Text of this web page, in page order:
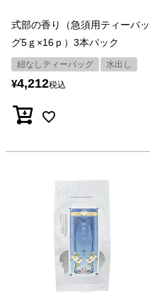
式部の香り（急須用ティーバッ
グ5ｇ×16ｐ）3本パック
紐なしティーバッグ 水出し
¥4,212税込